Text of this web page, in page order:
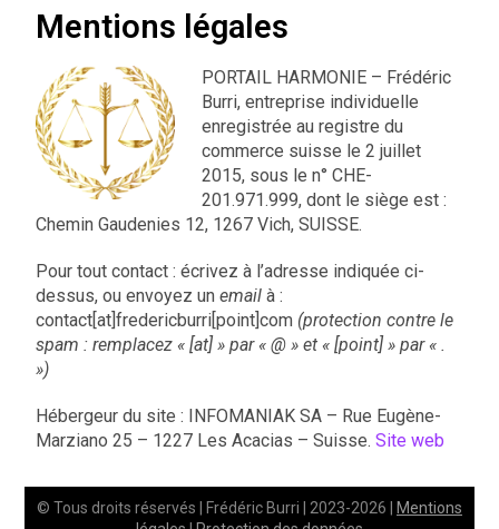
Mentions légales
PORTAIL HARMONIE – Frédéric
Burri, entreprise individuelle
enregistrée au registre du
commerce suisse le 2 juillet
2015, sous le n° CHE-
201.971.999, dont le siège est :
Chemin Gaudenies 12, 1267 Vich, SUISSE.
Pour tout contact : écrivez à l’adresse indiquée ci-
dessus, ou envoyez unemail à :
contact[at]fredericburri[point]com (protection contre le
spam : remplacez « [at] » par « @ » et « [point] » par « .
»)
Hébergeur du site : INFOMANIAK SA – Rue Eugène-
Marziano 25 – 1227 Les Acacias – Suisse.Site web
© Tous droits réservés | Frédéric Burri | 2023-2026 |
Mentions